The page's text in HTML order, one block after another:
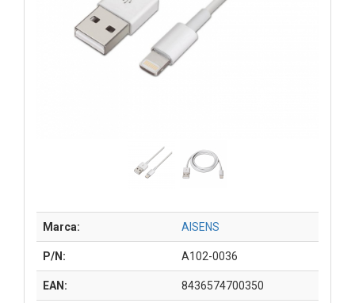
Marca: AISENS
P/N: A102-0036
EAN: 8436574700350